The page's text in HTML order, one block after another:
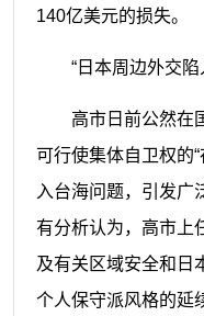
140亿美元的损失。
“日本周边外交陷
高市日前公然在
可行使集体自卫权的
入台海问题，引发广
有分析认为，高市上
及有关区域安全和日
个人保守派风格的延